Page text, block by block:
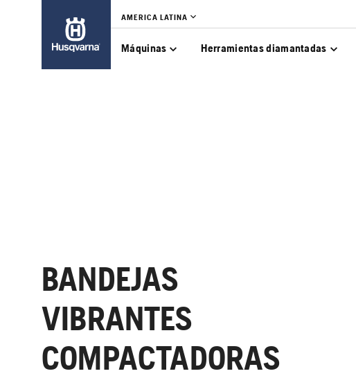
AMERICA LATINA
Máquinas Herramientas diamantadas
BANDEJAS
VIBRANTES
COMPACTADORAS